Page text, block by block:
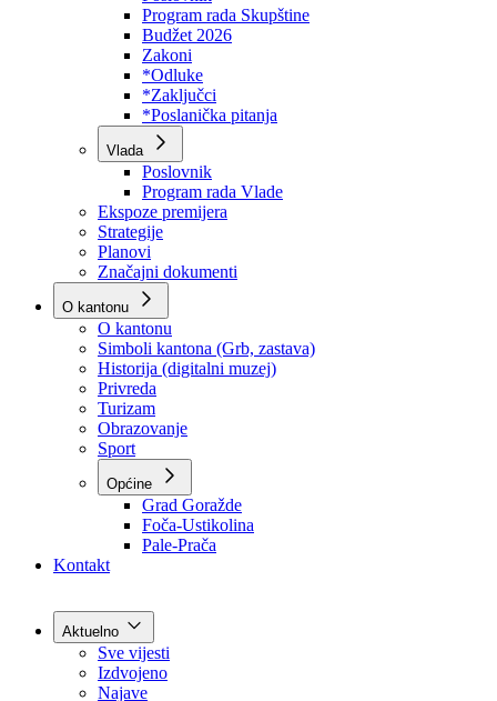
Skupština
Poslovnik
Program rada Skupštine
Budžet 2026
Zakoni
*Odluke
*Zaključci
*Poslanička pitanja
Vlada
Poslovnik
Program rada Vlade
Ekspoze premijera
Strategije
Planovi
Značajni dokumenti
O kantonu
O kantonu
Simboli kantona (Grb, zastava)
Historija (digitalni muzej)
Privreda
Turizam
Obrazovanje
Sport
Općine
Kontakt
Aktuelno